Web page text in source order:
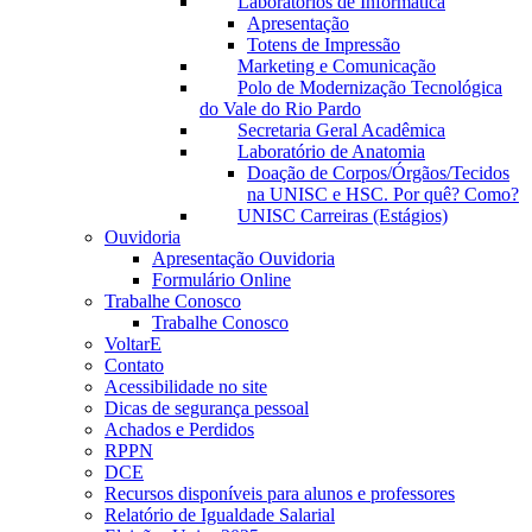
Apresentação
Totens de Impressão
Marketing e Comunicação
Polo de Modernização Tecnológica
do Vale do Rio Pardo
Secretaria Geral Acadêmica
Laboratório de Anatomia
Doação de Corpos/Órgãos/Tecidos
na UNISC e HSC. Por quê? Como?
UNISC Carreiras (Estágios)
Ouvidoria
Apresentação Ouvidoria
Formulário Online
Trabalhe Conosco
Trabalhe Conosco
VoltarE
Contato
Acessibilidade no site
Dicas de segurança pessoal
Achados e Perdidos
RPPN
DCE
Recursos disponíveis para alunos e professores
Relatório de Igualdade Salarial